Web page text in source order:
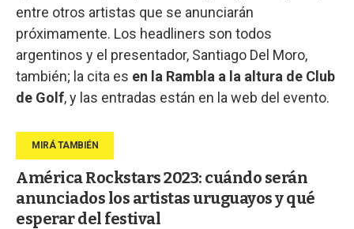
entre otros artistas que se anunciarán
próximamente. Los headliners son todos
argentinos y el presentador, Santiago Del Moro,
también; la cita es en la Rambla a la altura de Club
de Golf, y las entradas están en la web del evento.
América Rockstars 2023: cuándo serán
anunciados los artistas uruguayos y qué
esperar del festival